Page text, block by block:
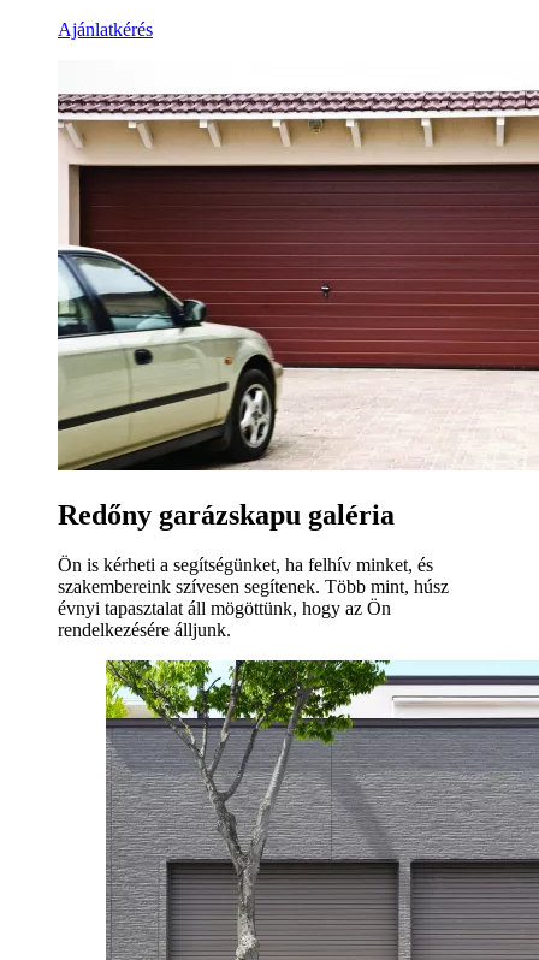
Ajánlatkérés
Redőny garázskapu galéria
Ön is kérheti a segítségünket, ha felhív minket, és
szakembereink szívesen segítenek. Több mint, húsz
évnyi tapasztalat áll mögöttünk, hogy az Ön
rendelkezésére álljunk.